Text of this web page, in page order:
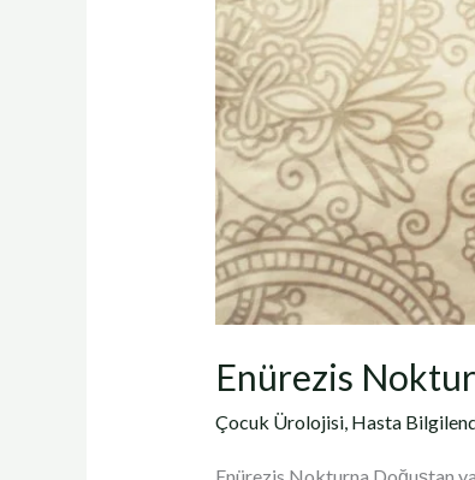
Enürezis
Çocuk Ürolojisi, Hasta